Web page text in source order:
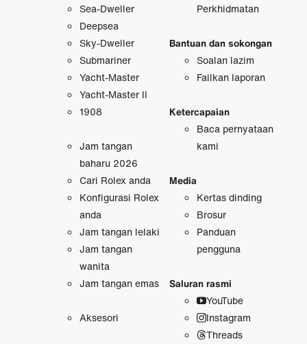
Sea-Dweller
Deepsea
Sky-Dweller
Submariner
Yacht-Master
Yacht-Master II
1908
Jam tangan
baharu 2026
Cari Rolex anda
Konfigurasi Rolex
anda
Jam tangan lelaki
Jam tangan
wanita
Jam tangan emas
Aksesori
Perkhidmatan
Bantuan dan sokongan
Soalan lazim
Failkan laporan
Ketercapaian
Baca pernyataan
kami
Media
Kertas dinding
Brosur
Panduan
pengguna
Saluran rasmi
YouTube
Instagram
Threads